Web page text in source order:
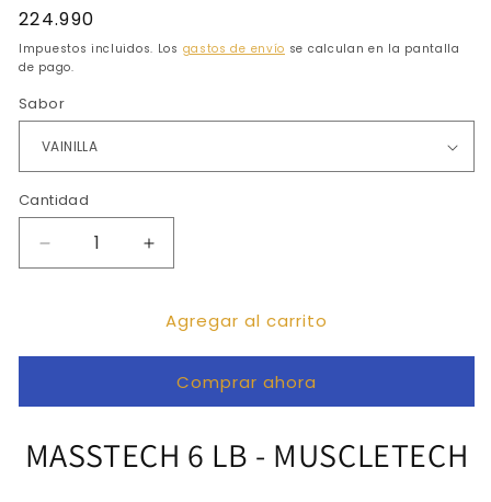
ventana
modal
Precio
habitual
224.990
Impuestos incluidos. Los gastos de envío se calculan en la pantalla
de pago.
Sabor
Cantidad
Reducir
cantidad
LB
Aumentar
cantidad
MASSTECH
LB
Agregar al carrito
Comprar ahora
MASSTECH 6 LB - MUSCLETECH